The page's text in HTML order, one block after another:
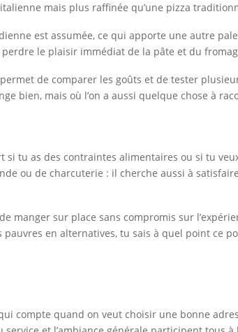
mais plus raffinée qu’une pizza
est assumée, ce qui apporte une autre
le plaisir immédiat de la pâte et du
de comparer les goûts et de tester
bien, mais où l’on a aussi quelque chose à
si tu as des contraintes alimentaires ou si tu
ou de charcuterie : il cherche aussi à
manger sur place sans compromis sur
en alternatives, tu sais à quel point ce
compte quand on veut choisir une bonne